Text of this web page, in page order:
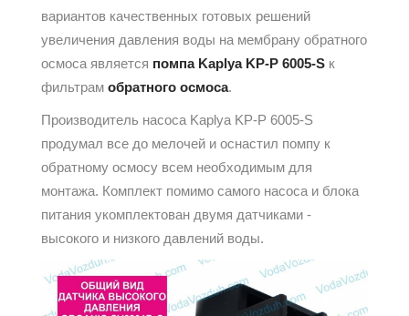
вариантов качественных готовых решений
увеличения давления воды на мембрану обратного
осмоса является помпа Kaplya KP-P 6005-S к
фильтрам обратного осмоса.
Производитель насоса Kaplya KP-P 6005-S
продумал все до мелочей и оснастил помпу к
обратному осмосу всем необходимым для
монтажа. Комплект помимо самого насоса и блока
питания укомплектован двумя датчиками -
высокого и низкого давлений воды.